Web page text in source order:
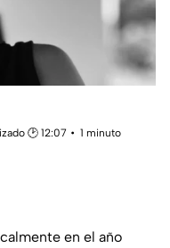
🕑 12:07
1 minuto
en el año